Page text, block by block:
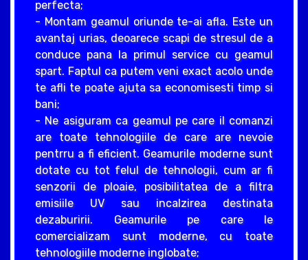
perfecta;
- Montam geamul oriunde te-ai afla. Este un
avantaj urias, deoarece scapi de stresul de a
conduce pana la primul service cu geamul
spart. Faptul ca putem veni exact acolo unde
te afli te poate ajuta sa economisesti timp si
bani;
- Ne asiguram ca geamul pe care il comanzi
are toate tehnologiile de care are nevoie
pentrru a fi eficient. Geamurile moderne sunt
dotate cu tot felul de tehnologii, cum ar fi
senzorii de ploaie, posibilitatea de a filtra
emisiile UV sau incalzirea destinata
dezaburirii. Geamurile pe care le
comercializam sunt moderne, cu toate
tehnologiile moderne inglobate;